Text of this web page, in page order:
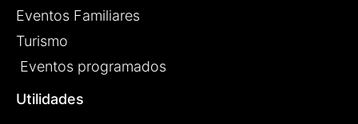
Eventos Familiares
Turismo
Eventos programados
Utilidades